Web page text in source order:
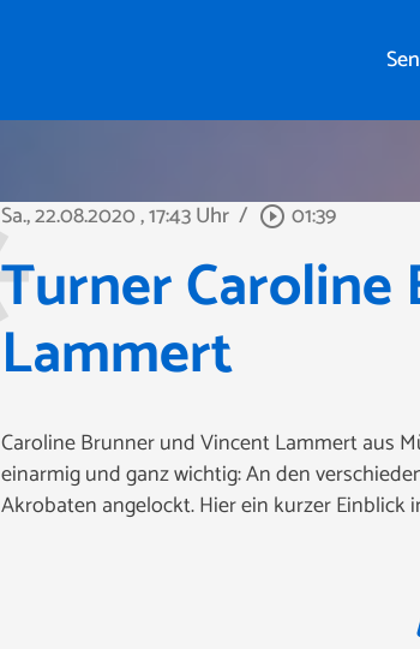
Sa., 22.08.2020, 17:43 Uhr / play_circle_outline 01:39
Turner
Lammert
Caroline Brunner und Vincent Lammert aus
einarmig und ganz wichtig: An den
Akrobaten angelockt. Hier ein kurzer Einblick